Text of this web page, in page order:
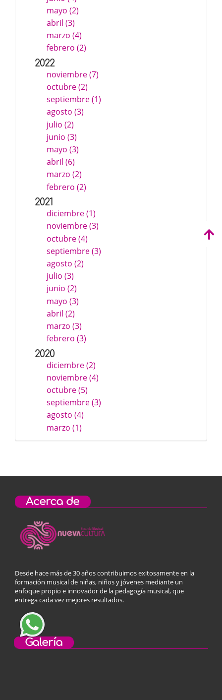
mayo (2)
abril (3)
marzo (4)
febrero (2)
2022
noviembre (7)
octubre (2)
septiembre (1)
agosto (3)
julio (2)
junio (3)
mayo (3)
abril (6)
marzo (2)
febrero (2)
2021
diciembre (1)
noviembre (3)
octubre (4)
septiembre (3)
agosto (2)
julio (3)
junio (2)
mayo (3)
abril (2)
marzo (3)
febrero (3)
2020
diciembre (2)
noviembre (4)
octubre (5)
septiembre (3)
agosto (4)
marzo (1)
Acerca de
Desde hace más de 30 años contribuimos exitosamente en la
formación musical de niñas, niños y jóvenes mediante un
enfoque propio e innovador de la pedagogía musical, que
entrega cada vez mejores resultados.
Galería